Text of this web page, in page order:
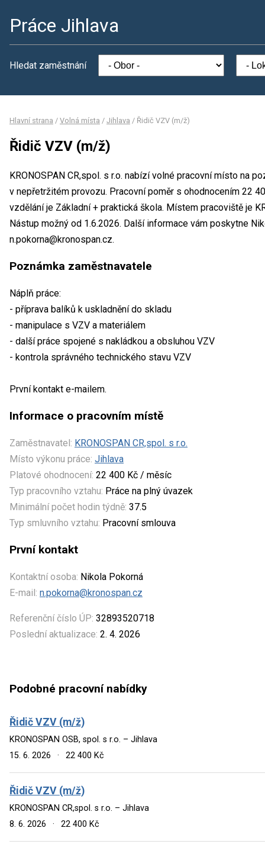
Práce Jihlava
Hledat zaměstnání
Hlavní strana / Volná místa / Jihlava / Řidič VZV (m/ž)
Řidič VZV (m/ž)
KRONOSPAN CR,spol. s r.o. nabízí volné pracovní místo na
v nepřetržitém provozu. Pracovní poměr s ohodnocením 22
vzdělání je Základní + praktická škola. Místem pracoviště je
Nástup možný od 1.6.2026. Další informace vám poskytne
n.pokorna@kronospan.cz.
Poznámka zaměstnavatele
Náplň práce:
- příprava balíků k uskladnění do skladu
- manipulace s VZV a materiálem
- další práce spojené s nakládkou a obsluhou VZV
- kontrola správného technického stavu VZV
První kontakt e-mailem.
Informace o pracovním místě
Zaměstnavatel: KRONOSPAN CR,spol. s r.o.
Místo výkonu práce: Jihlava
Platové ohodnocení: 22 400 Kč / měsíc
Typ pracovního vztahu: Práce na plný úvazek
Minimální počet hodin týdně: 37.5
Typ smluvního vztahu: Pracovní smlouva
První kontakt
Kontaktní osoba: Nikola Pokorná
E-mail: n.pokorna@kronospan.cz
Referenční číslo ÚP: 32893520718
Poslední aktualizace: 2. 4. 2026
Podobné pracovní nabídky
Řidič VZV (m/ž)
KRONOSPAN OSB, spol. s r.o. – Jihlava
15. 6. 2026
· 22 400 Kč
Řidič VZV (m/ž)
KRONOSPAN CR,spol. s r.o. – Jihlava
8. 6. 2026
· 22 400 Kč